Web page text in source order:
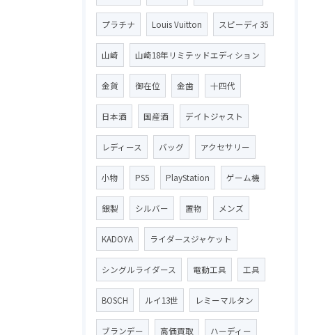
プラチナ Louis Vuitton スピーディ35
山崎 山崎18年リミテッドエディション
金貨 御在位 金歯 十四代
日本酒 国産酒 デイトジャスト
レディース バッグ アクセサリー
小物 PS5 PlayStation ゲーム機
銀製 シルバー 置物 メンズ
KADOYA ライダースジャケット
シングルライダース 電動工具 工具
BOSCH ルイ13世 レミーマルタン
ブランデー 高価買取 ハーディー